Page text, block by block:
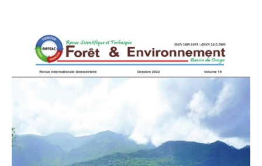
Publications
COMIFAC Newsletter
Réunions Réseaux